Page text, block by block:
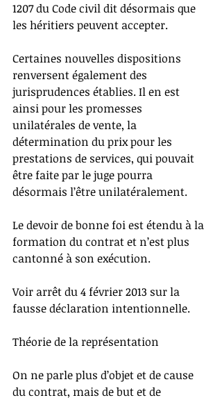
1207 du Code civil dit désormais que
les héritiers peuvent accepter.
Certaines nouvelles dispositions
renversent également des
jurisprudences établies. Il en est
ainsi pour les promesses
unilatérales de vente, la
détermination du prix pour les
prestations de services, qui pouvait
être faite par le juge pourra
désormais l’être unilatéralement.
Le devoir de bonne foi est étendu à la
formation du contrat et n’est plus
cantonné à son exécution.
Voir arrêt du 4 février 2013 sur la
fausse déclaration intentionnelle.
Théorie de la représentation
On ne parle plus d’objet et de cause
du contrat, mais de but et de